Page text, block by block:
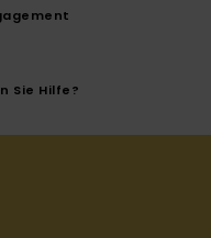
Sie Hilfe?